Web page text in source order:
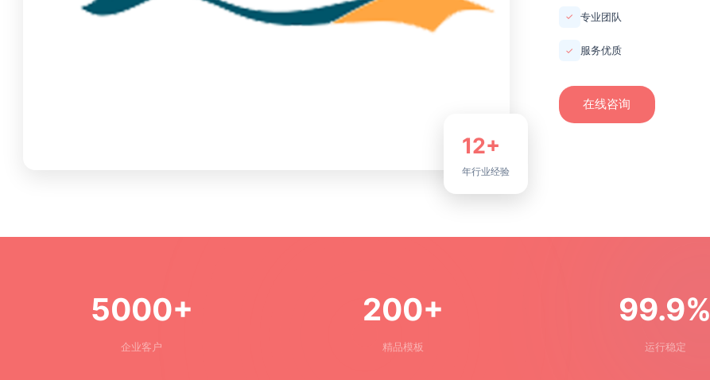
12+
年行业经验
✓ 专业团队
✓ 服务优质
在线咨询
5000+
企业客户
200+
精品模板
99.9%
运行稳定